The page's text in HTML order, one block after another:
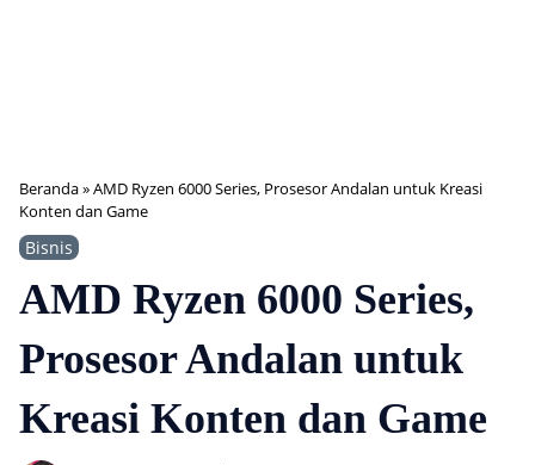
Beranda»AMD Ryzen 6000 Series, Prosesor Andalan untuk Kreasi
Konten dan Game
Bisnis
AMD Ryzen 6000 Series,
Prosesor Andalan untuk
Kreasi Konten dan Game